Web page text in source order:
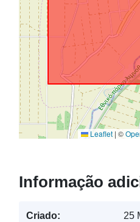
Leaflet | ©
Informação
Criado: 25